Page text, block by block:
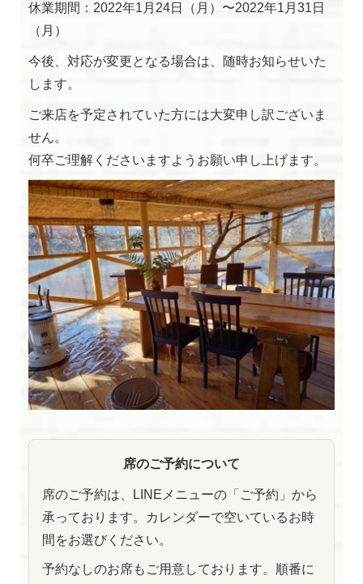
休業期間：2022年1月24日（月）〜2022年1月31日
（月）
今後、対応が変更となる場合は、随時お知らせいた
します。
ご来店を予定されていた方には大変申し訳ございま
せん。
何卒ご理解くださいますようお願い申し上げます。
席のご予約について
席のご予約は、LINEメニューの「ご予約」から
承っております。カレンダーで空いているお時
間をお選びください。
予約なしのお席もご用意しております。順番に